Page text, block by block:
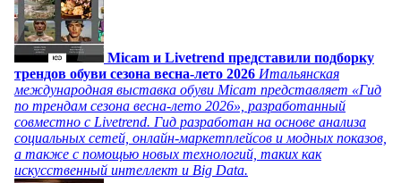
Micam и Livetrend представили подборку
трендов обуви сезона весна-лето 2026 Итальянская
международная выставка обуви Micam представляет «Гид
по трендам сезона весна-лето 2026», разработанный
совместно с Livetrend. Гид разработан на основе анализа
социальных сетей, онлайн-маркетплейсов и модных показов,
а также с помощью новых технологий, таких как
искусственный интеллект и Big Data.